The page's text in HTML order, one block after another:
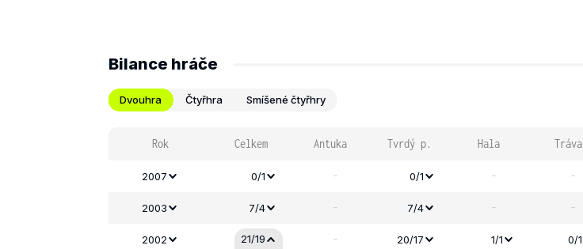
Bilance hráče
Dvouhra Čtyřhra Smíšené čtyřhry
Rok Celkem Antuka Tvrdý p. Hala Tráva
2007 0/1 - 0/1 - -
2003 7/4 - 7/4 - -
2002 21/19 - 20/17 1/1 0/1